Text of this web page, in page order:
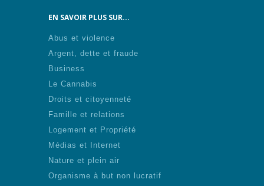
EN SAVOIR PLUS SUR...
Abus et violence
Argent, dette et fraude
Business
Le Cannabis
Droits et citoyenneté
Famille et relations
Logement et Propriété
Médias et Internet
Nature et plein air
Organisme à but non lucratif